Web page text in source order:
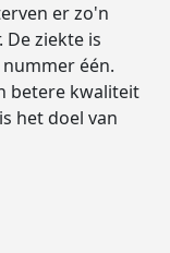
er zo'n
De ziekte is
één.
betere kwaliteit
het doel van